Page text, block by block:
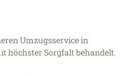
Umzugsservice in
höchster Sorgfalt behandelt.